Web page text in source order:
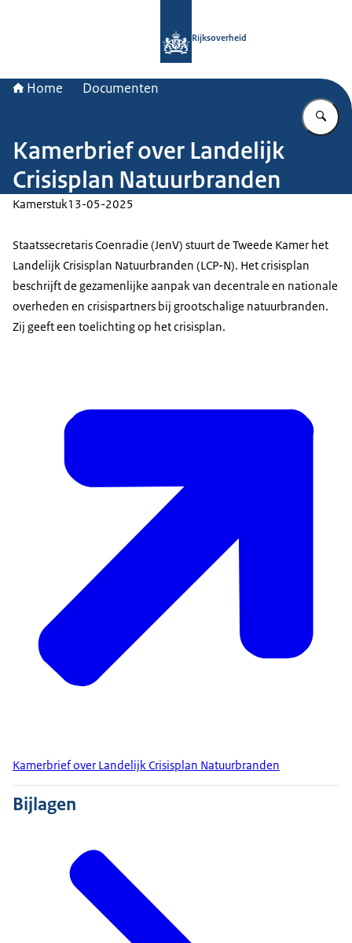
Rijksoverheid
Home Documenten
Kamerbrief over Landelijk
Crisisplan Natuurbranden
Kamerstuk13-05-2025
Staatssecretaris Coenradie (JenV) stuurt de Tweede Kamer het
Landelijk Crisisplan Natuurbranden (LCP-N). Het crisisplan
beschrijft de gezamenlijke aanpak van decentrale en nationale
overheden en crisispartners bij grootschalige natuurbranden.
Zij geeft een toelichting op het crisisplan.
Kamerbrief over Landelijk Crisisplan Natuurbranden
Bijlagen